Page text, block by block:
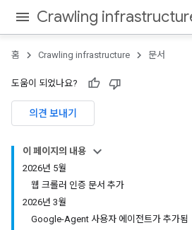
Crawling
홈 Crawling infrastructure 문서
도움이 되었나요?
의견 보내기
이 페이지의 내용
2026년 5월
웹 크롤러 인증 문서 추가
2026년 3월
Google-Agent 사용자 에이전트가 추가됨